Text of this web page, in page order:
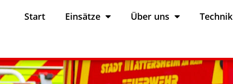
Start Einsätze Über uns Technik